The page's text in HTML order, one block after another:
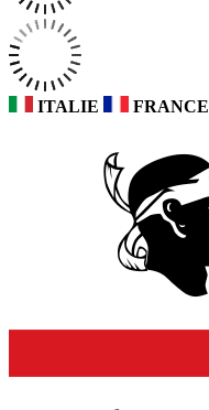
ITALIE FRANCE